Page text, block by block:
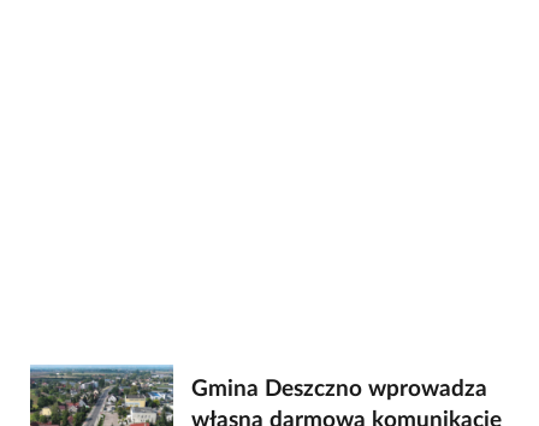
Gmina Deszczno wprowadza
własną darmową komunikację